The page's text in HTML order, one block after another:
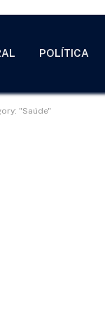
POLÍTICA
"Saúde"